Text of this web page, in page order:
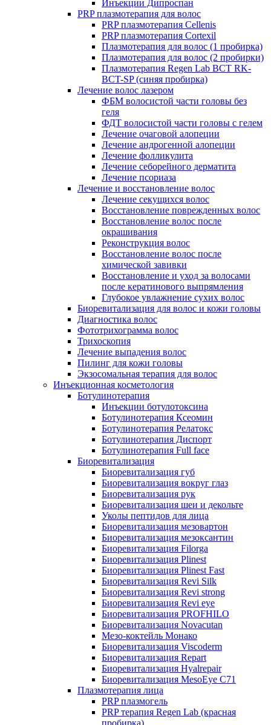
Инъекции Дипроспан
PRP плазмотерапия для волос
PRP плазмотерапия Cellenis
PRP плазмотерапия Cortexil
Плазмотерапия для волос (1 пробирка)
Плазмотерапия для волос (2 пробирки)
Плазмотерапия Regen Lab BCT RK-
BCT-SP (синяя пробирка)
Лечение волос лазером
ФБМ волосистой части головы без
геля
ФДТ волосистой части головы с гелем
Лечение очаговой алопеции
Лечение андрогенной алопеции
Лечение фолликулита
Лечение себорейного дерматита
Лечение псориаза
Лечение и восстановление волос
Лечение секущихся волос
Восстановление поврежденных волос
Восстановление волос после
окрашивания
Реконструкция волос
Восстановление волос после
химической завивки
Восстановление и уход за волосами
после кератинового выпрямления
Глубокое увлажнение сухих волос
Биоревитализация для волос и кожи головы
Диагностика волос
Фототрихограмма волос
Трихоскопия
Лечение выпадения волос
Пилинг для кожи головы
Экзосомальная терапия для волос
Инъекционная косметология
Ботулинотерапия
Инъекции ботулотоксина
Ботулинотерапия Ксеомин
Ботулинотерапия Релатокс
Ботулинотерапия Диспорт
Ботулинотерапия Full face
Биоревитализация
Биоревитализация губ
Биоревитализация вокруг глаз
Биоревитализация рук
Биоревитализация шеи и декольте
Уколы пептидов для лица
Биоревитализация мезовартон
Биоревитализация мезоксантин
Биоревитализация Filorga
Биоревитализация Plinest
Биоревитализация Plinest Fast
Биоревитализация Revi Silk
Биоревитализация Revi strong
Биоревитализация Revi eye
Биоревитализация PROFHILO
Биоревитализация Novacutan
Мезо-коктейль Монако
Биоревитализация Viscoderm
Биоревитализация Repart
Биоревитализация Hyalrepair
Биоревитализация MesoEye C71
Плазмотерапия лица
PRP плазмогель
PRP терапия Regen Lab (красная
пробирка)